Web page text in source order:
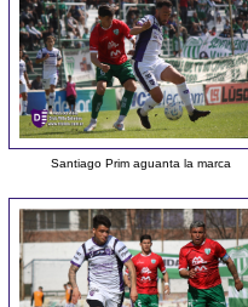
Santiago Prim aguanta la marca